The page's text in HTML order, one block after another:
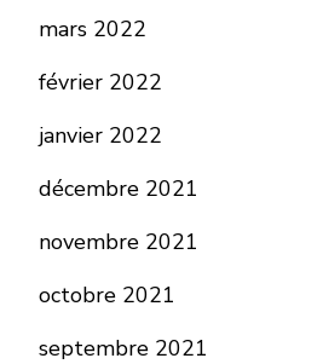
mars 2022
février 2022
janvier 2022
décembre 2021
novembre 2021
octobre 2021
septembre 2021